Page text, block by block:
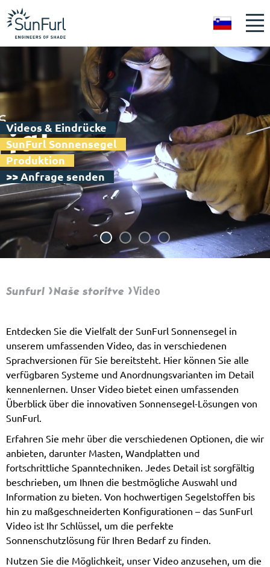
SL
Sunfurl Naše storitve Video
Videos & Eindrücke
SunFurl Sonnensegel
Produktion
>> Anfrage senden
Entdecken Sie die Vielfalt der SunFurl Sonnensegel in
unserem umfassenden Video, das in verschiedenen
Sprachversionen für Sie bereitsteht. Hier können Sie alle
verfügbaren Systeme und Anordnungsvarianten im Detail
kennenlernen. Unser Video bietet einen umfassenden
Überblick über die innovativen Sonnensegel-Lösungen von
SunFurl.
Erfahren Sie mehr über die verschiedenen Optionen, die wir
anbieten, darunter Masten, Wandplatten und
fortschrittliche Spanntechniken. Jedes Detail ist sorgfältig
beschrieben, um Ihnen die bestmögliche Auswahl und
Information zu bieten. Von hochwertigen Segelstoffen bis
hin zu maßgeschneiderten Konfigurationen – das SunFurl
Video ist Ihr Schlüssel, um die perfekte
Sonnenschutzlösung für Ihren Bedarf zu finden.
Nutzen Sie die Möglichkeit, unser Video anzusehen, um die